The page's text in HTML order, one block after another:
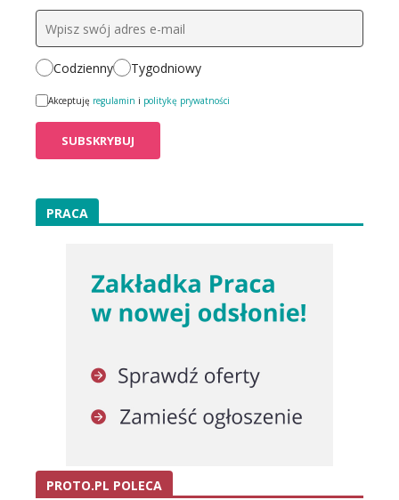
Codzienny Tygodniowy
Akceptuję regulamin i politykę prywatności
PRACA
PROTO.PL POLECA